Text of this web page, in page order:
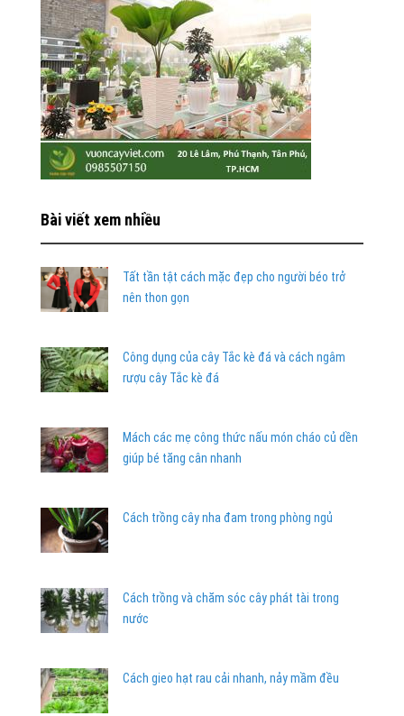
Bài viết xem nhiều
Tất tần tật cách mặc đẹp cho người béo trở
nên thon gọn
Công dụng của cây Tắc kè đá và cách ngâm
rượu cây Tắc kè đá
Mách các mẹ công thức nấu món cháo củ dền
giúp bé tăng cân nhanh
Cách trồng cây nha đam trong phòng ngủ
Cách trồng và chăm sóc cây phát tài trong
nước
Cách gieo hạt rau cải nhanh, nảy mầm đều